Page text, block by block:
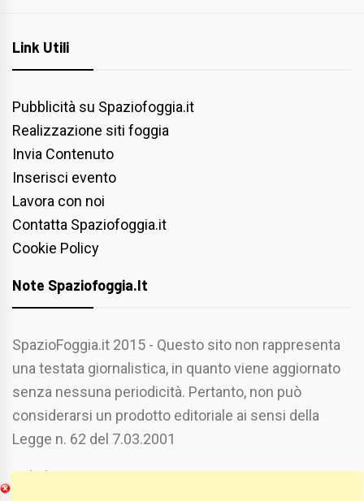
Link Utili
Pubblicità su Spaziofoggia.it
Realizzazione siti foggia
Invia Contenuto
Inserisci evento
Lavora con noi
Contatta Spaziofoggia.it
Cookie Policy
Note Spaziofoggia.it
SpazioFoggia.it 2015 - Questo sito non rappresenta
una testata giornalistica, in quanto viene aggiornato
senza nessuna periodicità. Pertanto, non può
considerarsi un prodotto editoriale ai sensi della
Legge n. 62 del 7.03.2001
Chi Siamo